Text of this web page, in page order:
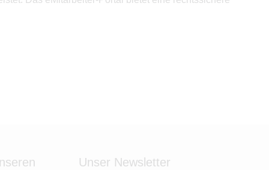
Unser Newsletter